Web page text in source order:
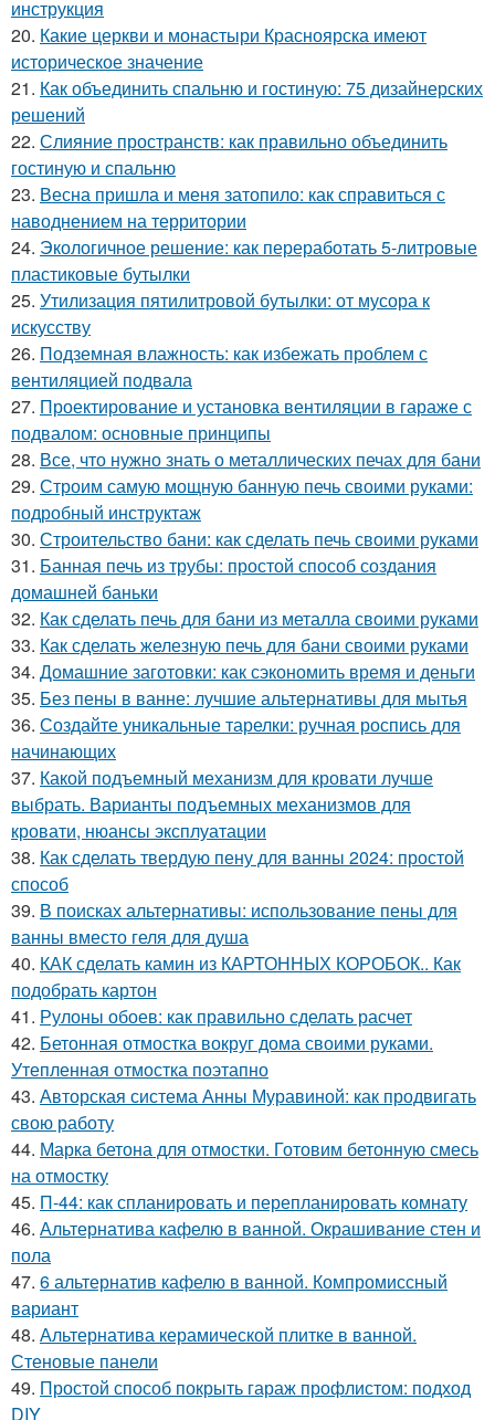
инструкция
20. Какие церкви и монастыри Красноярска имеют
историческое значение
21. Как объединить спальню и гостиную: 75 дизайнерских
решений
22. Слияние пространств: как правильно объединить
гостиную и спальню
23. Весна пришла и меня затопило: как справиться с
наводнением на территории
24. Экологичное решение: как переработать 5-литровые
пластиковые бутылки
25. Утилизация пятилитровой бутылки: от мусора к
искусству
26. Подземная влажность: как избежать проблем с
вентиляцией подвала
27. Проектирование и установка вентиляции в гараже с
подвалом: основные принципы
28. Все, что нужно знать о металлических печах для бани
29. Строим самую мощную банную печь своими руками:
подробный инструктаж
30. Строительство бани: как сделать печь своими руками
31. Банная печь из трубы: простой способ создания
домашней баньки
32. Как сделать печь для бани из металла своими руками
33. Как сделать железную печь для бани своими руками
34. Домашние заготовки: как сэкономить время и деньги
35. Без пены в ванне: лучшие альтернативы для мытья
36. Создайте уникальные тарелки: ручная роспись для
начинающих
37. Какой подъемный механизм для кровати лучше
выбрать. Варианты подъемных механизмов для
кровати, нюансы эксплуатации
38. Как сделать твердую пену для ванны 2024: простой
способ
39. В поисках альтернативы: использование пены для
ванны вместо геля для душа
40. КАК сделать камин из КАРТОННЫХ КОРОБОК.. Как
подобрать картон
41. Рулоны обоев: как правильно сделать расчет
42. Бетонная отмостка вокруг дома своими руками.
Утепленная отмостка поэтапно
43. Авторская система Анны Муравиной: как продвигать
свою работу
44. Марка бетона для отмостки. Готовим бетонную смесь
на отмостку
45. П-44: как спланировать и перепланировать комнату
46. Альтернатива кафелю в ванной. Окрашивание стен и
пола
47. 6 альтернатив кафелю в ванной. Компромиссный
вариант
48. Альтернатива керамической плитке в ванной.
Стеновые панели
49. Простой способ покрыть гараж профлистом: подход
DIY